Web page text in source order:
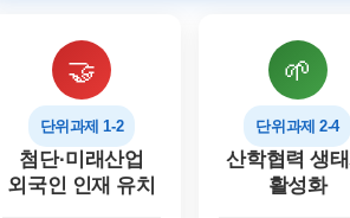
🤝
단위과제 1-2
첨단·미래산업
외국인 인재 유치
🌱
단위과제 2-4
산학협력 생태
활성화